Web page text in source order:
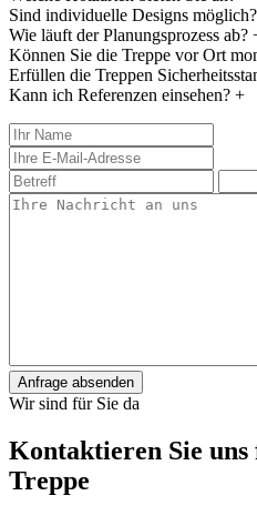
Sind individuelle Designs möglich?
Wie läuft der Planungsprozess ab?
Können Sie die Treppe vor Ort
Erfüllen die Treppen
Kann ich Referenzen einsehen? +
Anfrage absenden
Wir sind für Sie da
Kontaktieren Sie
Treppe